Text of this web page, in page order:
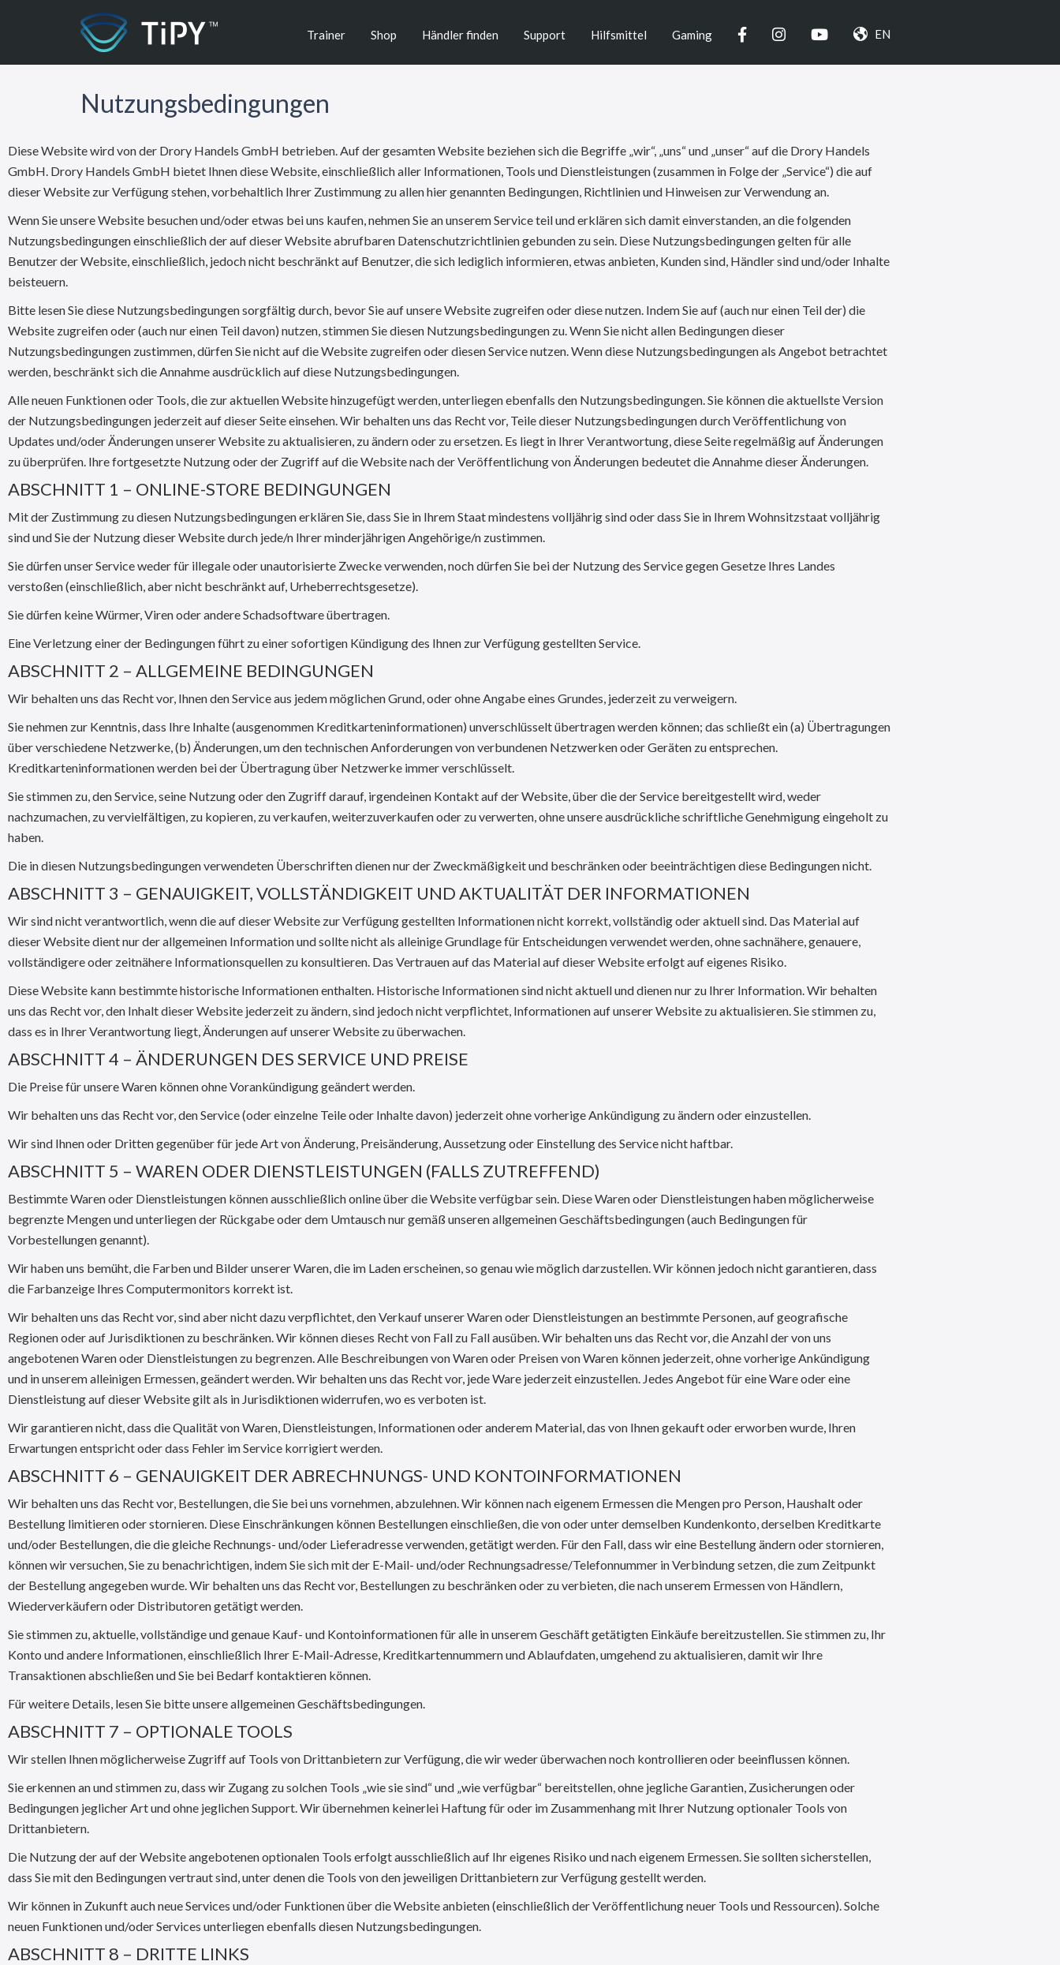
Trainer Shop Händler finden Support Hilfsmittel Gaming FacebookInstagramYouTube EN
Nutzungsbedingungen
Diese Website wird von der Drory Handels GmbH betrieben. Auf der gesamten Website beziehen sich die Begriffe „wir“, „uns“ und „unser“ auf die Drory Handels
GmbH. Drory Handels GmbH bietet Ihnen diese Website, einschließlich aller Informationen, Tools und Dienstleistungen (zusammen in Folge der „Service“) die auf
dieser Website zur Verfügung stehen, vorbehaltlich Ihrer Zustimmung zu allen hier genannten Bedingungen, Richtlinien und Hinweisen zur Verwendung an.
Wenn Sie unsere Website besuchen und/oder etwas bei uns kaufen, nehmen Sie an unserem Service teil und erklären sich damit einverstanden, an die folgenden
Nutzungsbedingungen einschließlich der auf dieser Website abrufbaren Datenschutzrichtlinien gebunden zu sein. Diese Nutzungsbedingungen gelten für alle
Benutzer der Website, einschließlich, jedoch nicht beschränkt auf Benutzer, die sich lediglich informieren, etwas anbieten, Kunden sind, Händler sind und/oder Inhalte
beisteuern.
Bitte lesen Sie diese Nutzungsbedingungen sorgfältig durch, bevor Sie auf unsere Website zugreifen oder diese nutzen. Indem Sie auf (auch nur einen Teil der) die
Website zugreifen oder (auch nur einen Teil davon) nutzen, stimmen Sie diesen Nutzungsbedingungen zu. Wenn Sie nicht allen Bedingungen dieser
Nutzungsbedingungen zustimmen, dürfen Sie nicht auf die Website zugreifen oder diesen Service nutzen. Wenn diese Nutzungsbedingungen als Angebot betrachtet
werden, beschränkt sich die Annahme ausdrücklich auf diese Nutzungsbedingungen.
Alle neuen Funktionen oder Tools, die zur aktuellen Website hinzugefügt werden, unterliegen ebenfalls den Nutzungsbedingungen. Sie können die aktuellste Version
der Nutzungsbedingungen jederzeit auf dieser Seite einsehen. Wir behalten uns das Recht vor, Teile dieser Nutzungsbedingungen durch Veröffentlichung von
Updates und/oder Änderungen unserer Website zu aktualisieren, zu ändern oder zu ersetzen. Es liegt in Ihrer Verantwortung, diese Seite regelmäßig auf Änderungen
zu überprüfen. Ihre fortgesetzte Nutzung oder der Zugriff auf die Website nach der Veröffentlichung von Änderungen bedeutet die Annahme dieser Änderungen.
ABSCHNITT 1 – ONLINE-STORE BEDINGUNGEN
Mit der Zustimmung zu diesen Nutzungsbedingungen erklären Sie, dass Sie in Ihrem Staat mindestens volljährig sind oder dass Sie in Ihrem Wohnsitzstaat volljährig
sind und Sie der Nutzung dieser Website durch jede/n Ihrer minderjährigen Angehörige/n zustimmen.
Sie dürfen unser Service weder für illegale oder unautorisierte Zwecke verwenden, noch dürfen Sie bei der Nutzung des Service gegen Gesetze Ihres Landes
verstoßen (einschließlich, aber nicht beschränkt auf, Urheberrechtsgesetze).
Sie dürfen keine Würmer, Viren oder andere Schadsoftware übertragen.
Eine Verletzung einer der Bedingungen führt zu einer sofortigen Kündigung des Ihnen zur Verfügung gestellten Service.
ABSCHNITT 2 – ALLGEMEINE BEDINGUNGEN
Wir behalten uns das Recht vor, Ihnen den Service aus jedem möglichen Grund, oder ohne Angabe eines Grundes, jederzeit zu verweigern.
Sie nehmen zur Kenntnis, dass Ihre Inhalte (ausgenommen Kreditkarteninformationen) unverschlüsselt übertragen werden können; das schließt ein (a) Übertragungen
über verschiedene Netzwerke, (b) Änderungen, um den technischen Anforderungen von verbundenen Netzwerken oder Geräten zu entsprechen.
Kreditkarteninformationen werden bei der Übertragung über Netzwerke immer verschlüsselt.
Sie stimmen zu, den Service, seine Nutzung oder den Zugriff darauf, irgendeinen Kontakt auf der Website, über die der Service bereitgestellt wird, weder
nachzumachen, zu vervielfältigen, zu kopieren, zu verkaufen, weiterzuverkaufen oder zu verwerten, ohne unsere ausdrückliche schriftliche Genehmigung eingeholt zu
haben.
Die in diesen Nutzungsbedingungen verwendeten Überschriften dienen nur der Zweckmäßigkeit und beschränken oder beeinträchtigen diese Bedingungen nicht.
ABSCHNITT 3 – GENAUIGKEIT, VOLLSTÄNDIGKEIT UND AKTUALITÄT DER INFORMATIONEN
Wir sind nicht verantwortlich, wenn die auf dieser Website zur Verfügung gestellten Informationen nicht korrekt, vollständig oder aktuell sind. Das Material auf
dieser Website dient nur der allgemeinen Information und sollte nicht als alleinige Grundlage für Entscheidungen verwendet werden, ohne sachnähere, genauere,
vollständigere oder zeitnähere Informationsquellen zu konsultieren. Das Vertrauen auf das Material auf dieser Website erfolgt auf eigenes Risiko.
Diese Website kann bestimmte historische Informationen enthalten. Historische Informationen sind nicht aktuell und dienen nur zu Ihrer Information. Wir behalten
uns das Recht vor, den Inhalt dieser Website jederzeit zu ändern, sind jedoch nicht verpflichtet, Informationen auf unserer Website zu aktualisieren. Sie stimmen zu,
dass es in Ihrer Verantwortung liegt, Änderungen auf unserer Website zu überwachen.
ABSCHNITT 4 – ÄNDERUNGEN DES SERVICE UND PREISE
Die Preise für unsere Waren können ohne Vorankündigung geändert werden.
Wir behalten uns das Recht vor, den Service (oder einzelne Teile oder Inhalte davon) jederzeit ohne vorherige Ankündigung zu ändern oder einzustellen.
Wir sind Ihnen oder Dritten gegenüber für jede Art von Änderung, Preisänderung, Aussetzung oder Einstellung des Service nicht haftbar.
ABSCHNITT 5 – WAREN ODER DIENSTLEISTUNGEN (FALLS ZUTREFFEND)
Bestimmte Waren oder Dienstleistungen können ausschließlich online über die Website verfügbar sein. Diese Waren oder Dienstleistungen haben möglicherweise
begrenzte Mengen und unterliegen der Rückgabe oder dem Umtausch nur gemäß unseren allgemeinen Geschäftsbedingungen (auch Bedingungen für
Vorbestellungen genannt).
Wir haben uns bemüht, die Farben und Bilder unserer Waren, die im Laden erscheinen, so genau wie möglich darzustellen. Wir können jedoch nicht garantieren, dass
die Farbanzeige Ihres Computermonitors korrekt ist.
Wir behalten uns das Recht vor, sind aber nicht dazu verpflichtet, den Verkauf unserer Waren oder Dienstleistungen an bestimmte Personen, auf geografische
Regionen oder auf Jurisdiktionen zu beschränken. Wir können dieses Recht von Fall zu Fall ausüben. Wir behalten uns das Recht vor, die Anzahl der von uns
angebotenen Waren oder Dienstleistungen zu begrenzen. Alle Beschreibungen von Waren oder Preisen von Waren können jederzeit, ohne vorherige Ankündigung
und in unserem alleinigen Ermessen, geändert werden. Wir behalten uns das Recht vor, jede Ware jederzeit einzustellen. Jedes Angebot für eine Ware oder eine
Dienstleistung auf dieser Website gilt als in Jurisdiktionen widerrufen, wo es verboten ist.
Wir garantieren nicht, dass die Qualität von Waren, Dienstleistungen, Informationen oder anderem Material, das von Ihnen gekauft oder erworben wurde, Ihren
Erwartungen entspricht oder dass Fehler im Service korrigiert werden.
ABSCHNITT 6 – GENAUIGKEIT DER ABRECHNUNGS- UND KONTOINFORMATIONEN
Wir behalten uns das Recht vor, Bestellungen, die Sie bei uns vornehmen, abzulehnen. Wir können nach eigenem Ermessen die Mengen pro Person, Haushalt oder
Bestellung limitieren oder stornieren. Diese Einschränkungen können Bestellungen einschließen, die von oder unter demselben Kundenkonto, derselben Kreditkarte
und/oder Bestellungen, die die gleiche Rechnungs- und/oder Lieferadresse verwenden, getätigt werden. Für den Fall, dass wir eine Bestellung ändern oder stornieren,
können wir versuchen, Sie zu benachrichtigen, indem Sie sich mit der E-Mail- und/oder Rechnungsadresse/Telefonnummer in Verbindung setzen, die zum Zeitpunkt
der Bestellung angegeben wurde. Wir behalten uns das Recht vor, Bestellungen zu beschränken oder zu verbieten, die nach unserem Ermessen von Händlern,
Wiederverkäufern oder Distributoren getätigt werden.
Sie stimmen zu, aktuelle, vollständige und genaue Kauf- und Kontoinformationen für alle in unserem Geschäft getätigten Einkäufe bereitzustellen. Sie stimmen zu, Ihr
Konto und andere Informationen, einschließlich Ihrer E-Mail-Adresse, Kreditkartennummern und Ablaufdaten, umgehend zu aktualisieren, damit wir Ihre
Transaktionen abschließen und Sie bei Bedarf kontaktieren können.
Für weitere Details, lesen Sie bitte unsere allgemeinen Geschäftsbedingungen.
ABSCHNITT 7 – OPTIONALE TOOLS
Wir stellen Ihnen möglicherweise Zugriff auf Tools von Drittanbietern zur Verfügung, die wir weder überwachen noch kontrollieren oder beeinflussen können.
Sie erkennen an und stimmen zu, dass wir Zugang zu solchen Tools „wie sie sind“ und „wie verfügbar“ bereitstellen, ohne jegliche Garantien, Zusicherungen oder
Bedingungen jeglicher Art und ohne jeglichen Support. Wir übernehmen keinerlei Haftung für oder im Zusammenhang mit Ihrer Nutzung optionaler Tools von
Drittanbietern.
Die Nutzung der auf der Website angebotenen optionalen Tools erfolgt ausschließlich auf Ihr eigenes Risiko und nach eigenem Ermessen. Sie sollten sicherstellen,
dass Sie mit den Bedingungen vertraut sind, unter denen die Tools von den jeweiligen Drittanbietern zur Verfügung gestellt werden.
Wir können in Zukunft auch neue Services und/oder Funktionen über die Website anbieten (einschließlich der Veröffentlichung neuer Tools und Ressourcen). Solche
neuen Funktionen und/oder Services unterliegen ebenfalls diesen Nutzungsbedingungen.
ABSCHNITT 8 – DRITTE LINKS